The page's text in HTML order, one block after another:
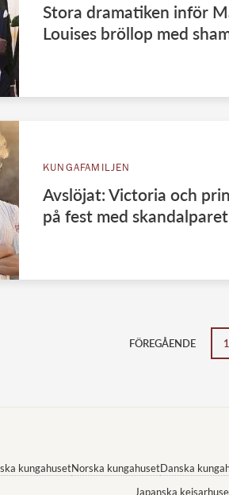
Stora dramatiken inför
Louises bröllop med
KUNGAFAMILJEN
Avslöjat: Victoria och
på fest med skandalparet
FÖREGÅENDE 1
kungahusetNorska kungahusetDanska
Japanska